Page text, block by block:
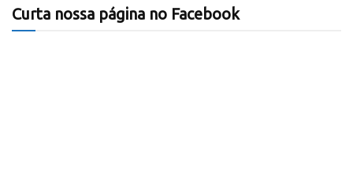
Curta nossa página no Facebook